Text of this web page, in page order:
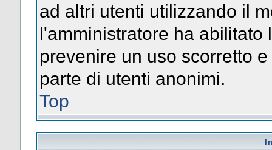
ad altri utenti utilizzando il
l'amministratore ha abilitato
prevenire un uso scorretto
parte di utenti anonimi.
Top